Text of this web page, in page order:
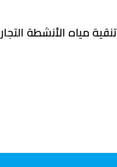
تنقية مياه الأنشطة